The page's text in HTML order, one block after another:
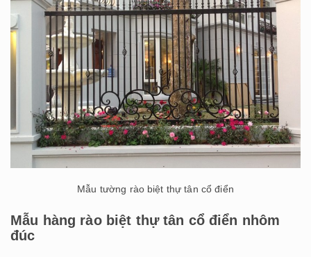
Mẫu tường rào biệt thự tân cổ điển
Mẫu hàng rào biệt thự tân cổ điển nhôm
đúc